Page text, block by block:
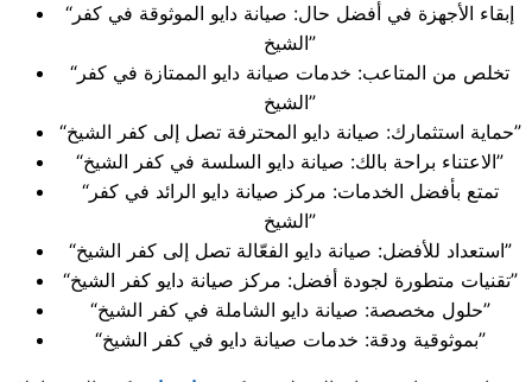
“إبقاء الأجهزة في أفضل حال: صيانة دايو الموثوقة في كفر
الشيخ”
“تخلص من المتاعب: خدمات صيانة دايو الممتازة في كفر
الشيخ”
“حماية استثمارك: صيانة دايو المحترفة تصل إلى كفر الشيخ”
“الاعتناء براحة بالك: صيانة دايو السلسة في كفر الشيخ”
“تمتع بأفضل الخدمات: مركز صيانة دايو الرائد في كفر
الشيخ”
“استعداد للأفضل: صيانة دايو الفعّالة تصل إلى كفر الشيخ”
“تقنيات متطورة لجودة أفضل: مركز صيانة دايو كفر الشيخ”
“حلول مخصصة: صيانة دايو الشاملة في كفر الشيخ”
“بموثوقية ودقة: خدمات صيانة دايو في كفر الشيخ”